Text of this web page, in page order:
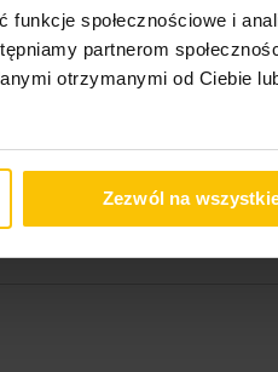
społecznościowe i
partnerom
otrzymanymi od Ciebie
Zezwól na